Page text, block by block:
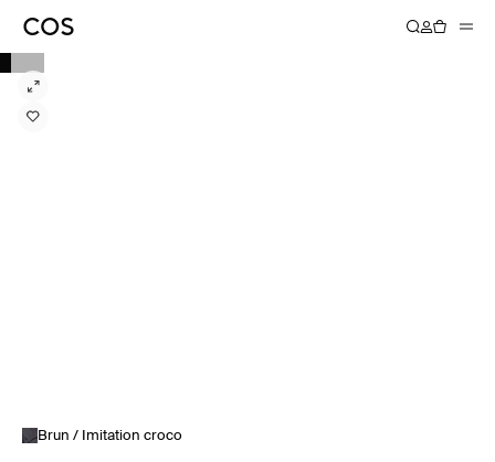
Brun / Imitation croco